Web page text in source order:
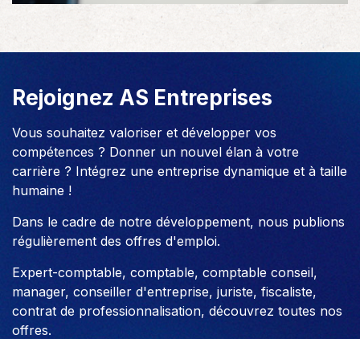
Rejoignez AS Entreprises
Vous souhaitez valoriser et développer vos
compétences ? Donner un nouvel élan à votre
carrière ? Intégrez une entreprise dynamique et à taille
humaine !
Dans le cadre de notre développement, nous publions
régulièrement des offres d'emploi.
Expert-comptable, comptable, comptable conseil,
manager, conseiller d'entreprise, juriste, fiscaliste,
contrat de professionnalisation, découvrez toutes nos
offres.